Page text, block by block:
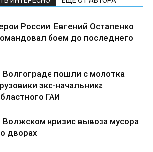
России: Евгений Остапенко
боем до последнего
Волгограде пошли с молотка
экс-начальника
ГАИ
Волжском кризис вывоза мусора
дворах